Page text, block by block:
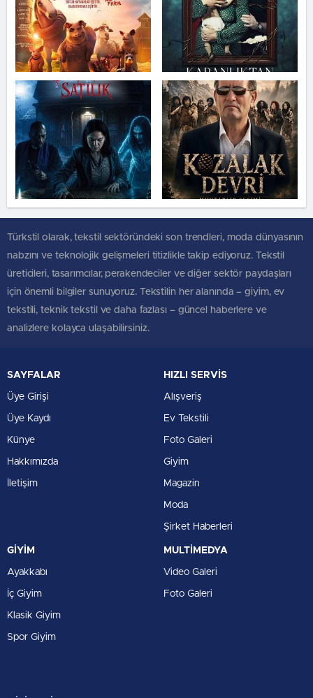
Türkstil olarak, tekstil sektöründeki son trendleri, moda dünyasının
nabzını ve teknolojik gelişmeleri titizlikle takip ediyoruz. Tekstil
üreticileri, tasarımcılar, perakendeciler ve diğer sektör paydaşları
için önemli bilgiler sunuyoruz. Tekstilin her alanında – giyim, ev
tekstili, teknik tekstil ve daha fazlası – güncel haberlere ve
analizlere kolayca ulaşabilirsiniz.
SAYFALAR
Üye Girişi
Üye Kaydı
Künye
Hakkımızda
İletişim
HIZLI SERVİS
Alışveriş
Ev Tekstili
Foto Galeri
Giyim
Magazin
Moda
Şirket Haberleri
GİYİM
Ayakkabı
İç Giyim
Klasik Giyim
Spor Giyim
MULTİMEDYA
Video Galeri
Foto Galeri